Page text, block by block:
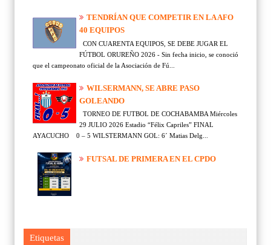
TENDRÍAN QUE COMPETIR EN LA AFO
40 EQUIPOS
CON CUARENTA EQUIPOS, SE DEBE JUGAR EL
FÚTBOL ORUREÑO 2026 - Sin fecha inicio, se conoció
que el campeonato oficial de la Asociación de Fú...
WILSERMANN, SE ABRE PASO
GOLEANDO
TORNEO DE FUTBOL DE COCHABAMBA Miércoles
29 JULIO 2026 Estadio “Félix Capriles” FINAL
AYACUCHO 0 – 5 WILSTERMANN GOL: 6´ Matias Delg...
FUTSAL DE PRIMERA EN EL CPDO
Etiquetas